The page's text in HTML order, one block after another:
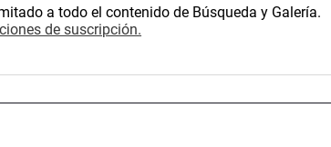
a todo el contenido de Búsqueda y Galería.
de suscripción.